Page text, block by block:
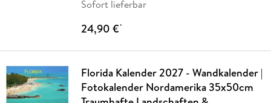
Sofort lieferbar
24,90 €*
Florida Kalender 2027 - Wandkalender |
Fotokalender Nordamerika 35x50cm